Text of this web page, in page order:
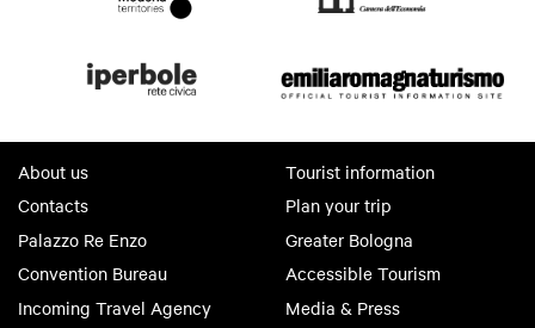
About us
Contacts
Palazzo Re Enzo
Convention Bureau
Incoming Travel Agency
Tourist information
Plan your trip
Greater Bologna
Accessible Tourism
Media & Press